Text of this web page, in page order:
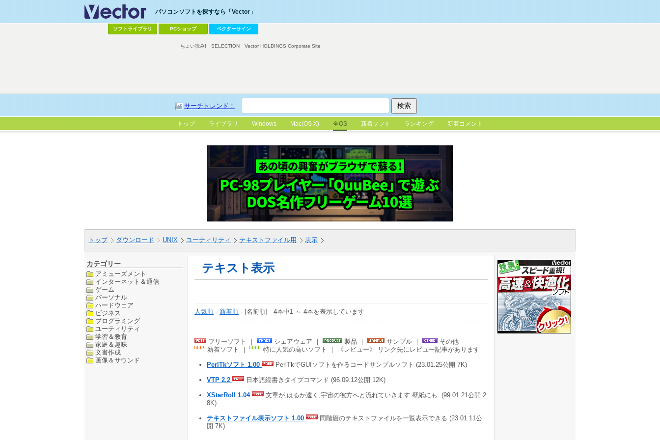
パソコンソフトを探すなら「Vector」
ソフトライブラリ PCショップ ベクターサイン
サーチトレンド！
ちょい読み! SELECTION Vector HOLDINGS Corporate Site
トップ ライブラリ Windows Mac(OS X) 全OS 新着ソフト ランキング 新着コメント
トップ ダウンロード UNIX ユーティリティ テキストファイル用 表示
カテゴリー
アミューズメント
インターネット＆通信
ゲーム
パーソナル
ハードウェア
ビジネス
プログラミング
ユーティリティ
学習＆教育
家庭＆趣味
文書作成
画像＆サウンド
テキスト表示
人気順 - 新着順 - [名前順] 4本中1 ～ 4本を表示しています
フリーソフト ｜ シェアウェア ｜ 製品 ｜ サンプル ｜
その他
新着ソフト ｜
特に人気の高いソフト ｜ 《レビュー》 リンク先にレビュー記事があります
PerlTkソフト 1.00 PerlTkでGUIソフトを作るコードサンプルソフト (23.01.25公開 7K)
VTP 2.2 日本語縦書きタイプコマンド (96.09.12公開 12K)
XStarRoll 1.04
文章が,はるか遠く,宇宙の彼方へと流れていきます.壁紙にも. (99.01.21公開 2
8K)
テキストファイル表示ソフト 1.00
同階層のテキストファイルを一覧表示できる (23.01.11公
開 7K)